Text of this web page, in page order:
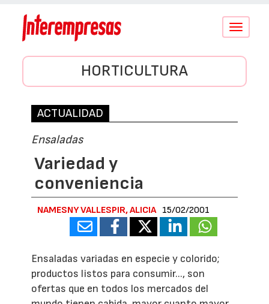
Conmutar
HORTICULTURA
ACTUALIDAD
Ensaladas
Variedad y
conveniencia
NAMESNY VALLESPIR, ALICIA 15/02/2001
Ensaladas variadas en especie y colorido;
productos listos para consumir..., son
ofertas que en todos los mercados del